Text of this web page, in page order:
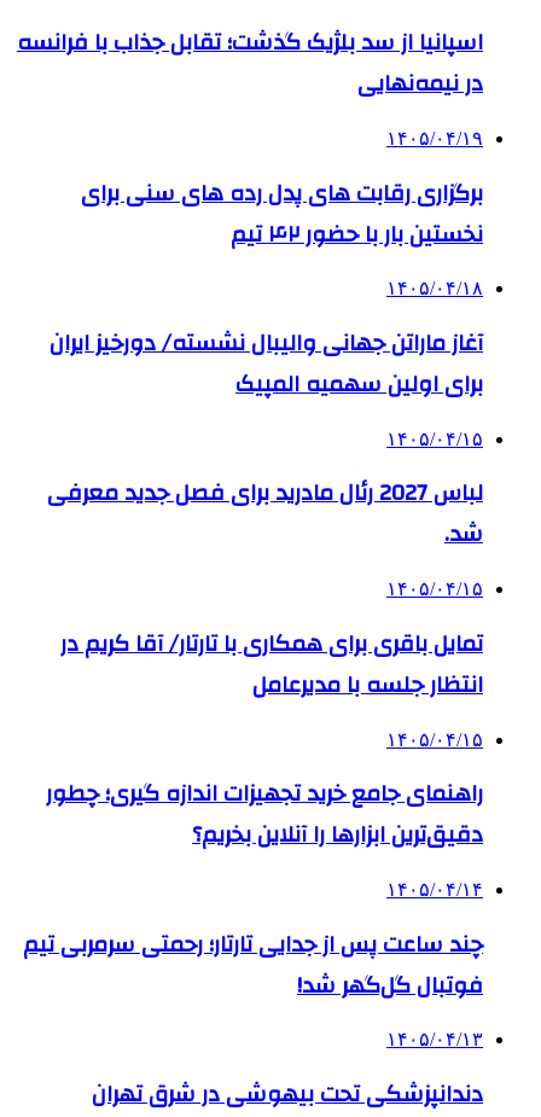
اسپانیا از سد بلژیک گذشت؛ تقابل جذاب با فرانسه
در نیمه‌نهایی
۱۴۰۵/۰۴/۱۹
برگزاری رقابت های پدل رده های سنی برای
نخستین بار با حضور ۴۲ تیم
۱۴۰۵/۰۴/۱۸
آغاز ماراتن جهانی والیبال نشسته/ دورخیز ایران
برای اولین سهمیه المپیک
۱۴۰۵/۰۴/۱۵
لباس 2027 رئال مادرید برای فصل جدید معرفی
شد.
۱۴۰۵/۰۴/۱۵
تمایل باقری برای همکاری با تارتار/ آقا کریم در
انتظار جلسه با مدیرعامل
۱۴۰۵/۰۴/۱۵
راهنمای جامع خرید تجهیزات اندازه گیری؛ چطور
دقیق‌ترین ابزارها را آنلاین بخریم؟
۱۴۰۵/۰۴/۱۴
چند ساعت پس از جدایی تارتار؛ رحمتی سرمربی تیم
فوتبال گل‌گهر شد!
۱۴۰۵/۰۴/۱۳
دندانپزشکی تحت بیهوشی در شرق تهران